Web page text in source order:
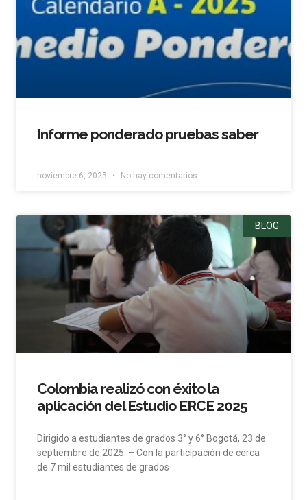
Informe ponderado pruebas saber
noviembre 6, 2025 No hay comentarios
BLOG
Colombia realizó con éxito la
aplicación del Estudio ERCE 2025
Dirigido a estudiantes de grados 3° y 6° Bogotá, 23 de
septiembre de 2025. – Con la participación de cerca
de 7 mil estudiantes de grados